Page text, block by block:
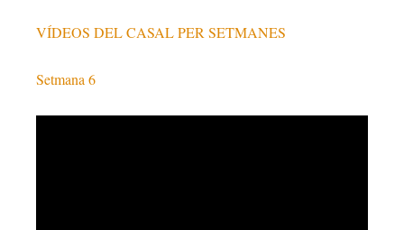
VÍDEOS DEL CASAL PER SETMANES
Setmana 6